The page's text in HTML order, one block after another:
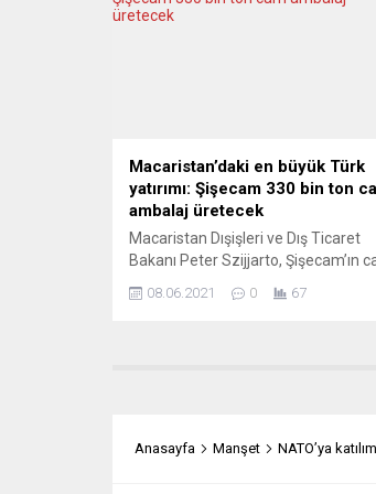
Arabamdaki “basın plakası”nı gören
Macaristan’daki en büyük Türk
yatırımı: Şişecam 330 bin ton
ambalaj üretecek
Macaristan Dışişleri ve Dış Ticaret
Bakanı Peter Szijjarto, Şişecam’ın
Macaristan’da bugüne kadarki en
açılım politikasında Türkiye’nin
08.06.2021 0 67
Anasayfa Manşet NATO’ya